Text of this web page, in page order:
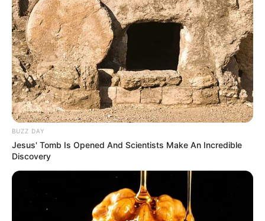
Judul: Beloved Life / 亲爱的生命
Judul Lain: Dear Life / Qin Ai De Sheng Ming
Genre: Drama, Medis
Negara: China
Sutradara: Wang Ying
Produser: –
Penulis Naskah: –
Rumah Produksi: –
Channel TV: IQiyi Indonesia
Jumlah Episode: 36
BUZZ DAY
Jesus' Tomb Is Opened And Scientists Make An Incredible
Discovery